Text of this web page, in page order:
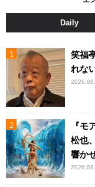
Daily
笑福
れな
『モ
松也
響か